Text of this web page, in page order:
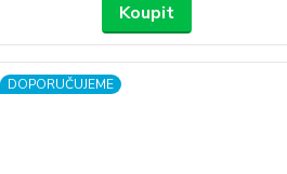
Koupit
DOPORUČUJEME